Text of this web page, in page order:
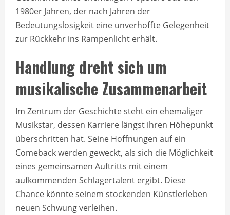
1980er Jahren, der nach Jahren der
Bedeutungslosigkeit eine unverhoffte Gelegenheit
zur Rückkehr ins Rampenlicht erhält.
Handlung dreht sich um
musikalische Zusammenarbeit
Im Zentrum der Geschichte steht ein ehemaliger
Musikstar, dessen Karriere längst ihren Höhepunkt
überschritten hat. Seine Hoffnungen auf ein
Comeback werden geweckt, als sich die Möglichkeit
eines gemeinsamen Auftritts mit einem
aufkommenden Schlagertalent ergibt. Diese
Chance könnte seinem stockenden Künstlerleben
neuen Schwung verleihen.